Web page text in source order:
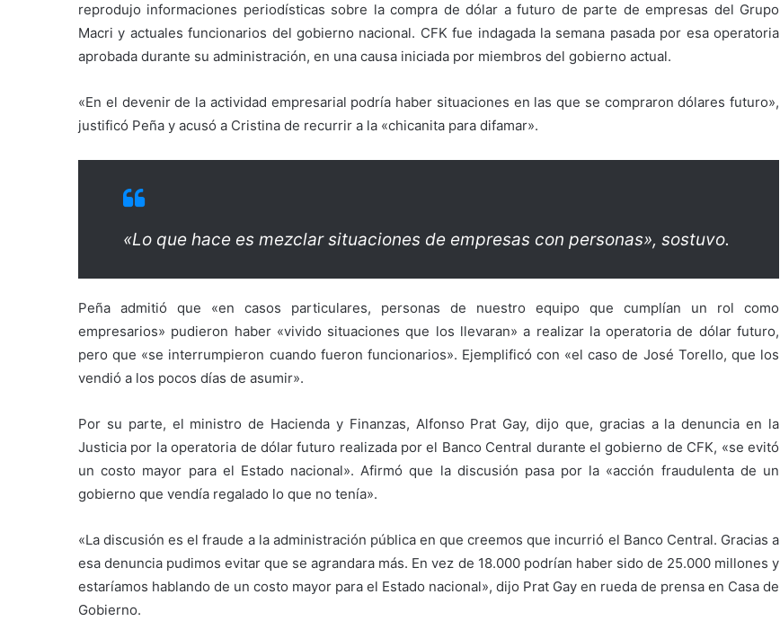
reprodujo informaciones periodísticas sobre la compra de dólar a futuro de parte de empresas del Grupo
Macri y actuales funcionarios del gobierno nacional. CFK fue indagada la semana pasada por esa operatoria
aprobada durante su administración, en una causa iniciada por miembros del gobierno actual.
«En el devenir de la actividad empresarial podría haber situaciones en las que se compraron dólares futuro»,
justificó Peña y acusó a Cristina de recurrir a la «chicanita para difamar».
«Lo que hace es mezclar situaciones de empresas con personas», sostuvo.
Peña admitió que «en casos particulares, personas de nuestro equipo que cumplían un rol como
empresarios» pudieron haber «vivido situaciones que los llevaran» a realizar la operatoria de dólar futuro,
pero que «se interrumpieron cuando fueron funcionarios». Ejemplificó con «el caso de José Torello, que los
vendió a los pocos días de asumir».
Por su parte, el ministro de Hacienda y Finanzas, Alfonso Prat Gay, dijo que, gracias a la denuncia en la
Justicia por la operatoria de dólar futuro realizada por el Banco Central durante el gobierno de CFK, «se evitó
un costo mayor para el Estado nacional». Afirmó que la discusión pasa por la «acción fraudulenta de un
gobierno que vendía regalado lo que no tenía».
«La discusión es el fraude a la administración pública en que creemos que incurrió el Banco Central. Gracias a
esa denuncia pudimos evitar que se agrandara más. En vez de 18.000 podrían haber sido de 25.000 millones y
estaríamos hablando de un costo mayor para el Estado nacional», dijo Prat Gay en rueda de prensa en Casa de
Gobierno.